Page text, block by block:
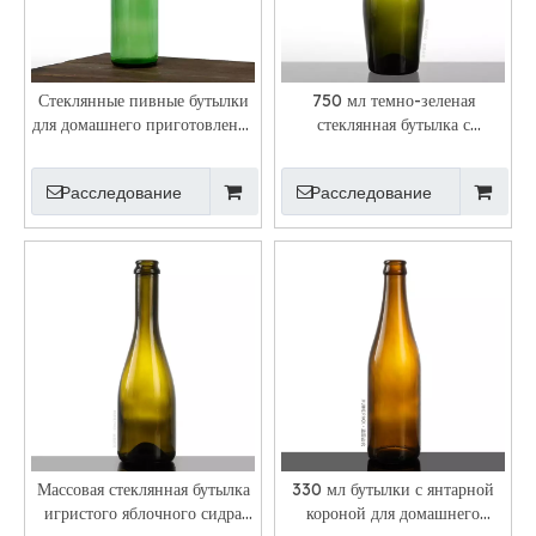
Стеклянные пивные бутылки
для домашнего приготовления
Расследование
750 мл темно-зеленая
стеклянная бутылка с
крышкой для кроны
Расследование
Массовая стеклянная бутылка
игристого яблочного сидра
330 мл бутылки с янтарной
короной для домашнего